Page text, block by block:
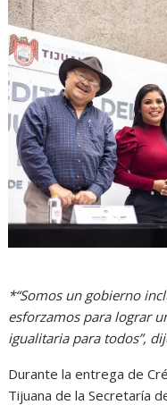
*“Somos un gobierno
esforzamos para lograr
igualitaria para todos”,
Durante la entrega de
Tijuana de la Secretaría